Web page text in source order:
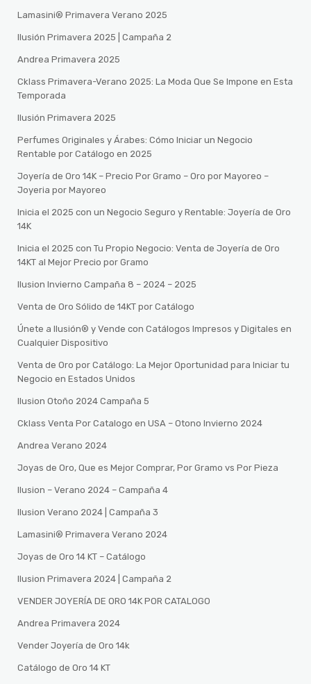
Lamasini® Primavera Verano 2025
Ilusión Primavera 2025 | Campaña 2
Andrea Primavera 2025
Cklass Primavera-Verano 2025: La Moda Que Se Impone en Esta
Temporada
Ilusión Primavera 2025
Perfumes Originales y Árabes: Cómo Iniciar un Negocio
Rentable por Catálogo en 2025
Joyería de Oro 14K – Precio Por Gramo – Oro por Mayoreo –
Joyeria por Mayoreo
Inicia el 2025 con un Negocio Seguro y Rentable: Joyería de Oro
14K
Inicia el 2025 con Tu Propio Negocio: Venta de Joyería de Oro
14KT al Mejor Precio por Gramo
Ilusion Invierno Campaña 8 – 2024 – 2025
Venta de Oro Sólido de 14KT por Catálogo
Únete a Ilusión® y Vende con Catálogos Impresos y Digitales en
Cualquier Dispositivo
Venta de Oro por Catálogo: La Mejor Oportunidad para Iniciar tu
Negocio en Estados Unidos
Ilusion Otoño 2024 Campaña 5
Cklass Venta Por Catalogo en USA – Otono Invierno 2024
Andrea Verano 2024
Joyas de Oro, Que es Mejor Comprar, Por Gramo vs Por Pieza
Ilusion – Verano 2024 – Campaña 4
Ilusion Verano 2024 | Campaña 3
Lamasini®️ Primavera Verano 2024
Joyas de Oro 14 KT – Catálogo
Ilusion Primavera 2024 | Campaña 2
VENDER JOYERÍA DE ORO 14K POR CATALOGO
Andrea Primavera 2024
Vender Joyería de Oro 14k
Catálogo de Oro 14 KT